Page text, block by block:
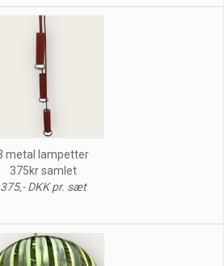
metal lampetter
375kr samlet
375,- DKK pr. sæt